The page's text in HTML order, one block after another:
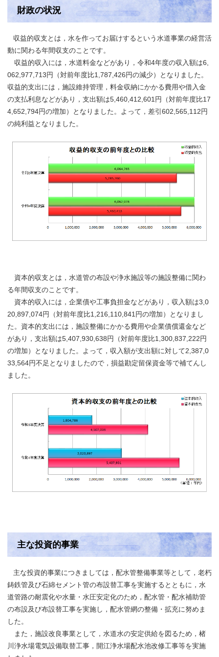
財政の状況
収益的収支とは，水を作ってお届けするという水道事業の経営活
動に関わる年間収支のことです。
収益的収入には，水道料金などがあり，令和4年度の収入額は6,
062,977,713円（対前年度比1,787,426円の減少）となりました。
収益的支出には，施設維持管理，料金収納にかかる費用や借入金
の支払利息などがあり，支出額は5,460,412,601円（対前年度比17
4,652,794円の増加）となりました。よって，差引602,565,112円
の純利益となりました。
資本的収支とは，水道管の布設や浄水施設等の施設整備に関わ
る年間収支のことです。
資本的収入には，企業債や工事負担金などがあり，収入額は3,0
20,897,074円（対前年度比1,216,110,841円の増加）となりまし
た。資本的支出には，施設整備にかかる費用や企業債償還金など
があり，支出額は5,407,930,638円（対前年度比1,300,837,222円
の増加）となりました。よって，収入額が支出額に対して2,387,0
33,564円不足となりましたので，損益勘定留保資金等で補てんし
ました。
主な投資的事業
主な投資的事業につきましては，配水管整備事業等として，老朽
鋳鉄管及び石綿セメント管の布設替工事を実施するとともに，水
道管路の耐震化や水量・水圧安定化のため，配水管・配水補助管
の布設及び布設替工事を実施し，配水管網の整備・拡充に努めま
した。
また，施設改良事業として，水道水の安定供給を図るため，楮
川浄水場電気設備取替工事，開江浄水場配水池改修工事等を実施